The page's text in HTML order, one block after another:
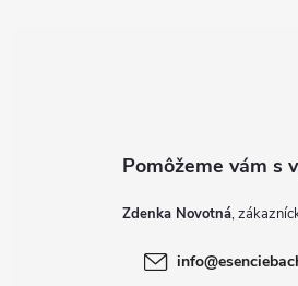
Zdenka Novotná
info@